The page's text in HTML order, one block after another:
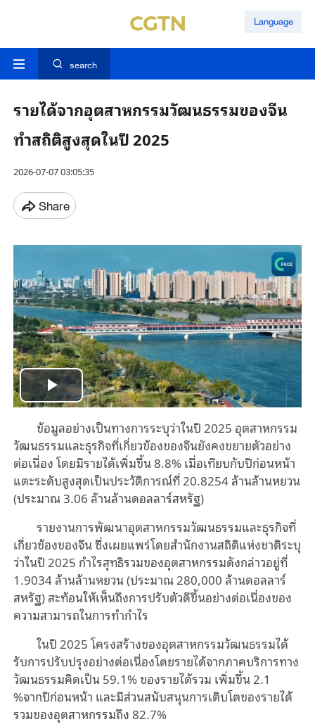
Language
search
รายได้จากอุตสาหกรรมวัฒนธรรมของจีน
ทำสถิติสูงสุดในปี 2025
2026-07-07 03:05:35
Share
Play
Video
ข้อมูลอย่างเป็นทางการระบุว่าในปี 2025 อุตสาหกรรม
วัฒนธรรมและธุรกิจที่เกี่ยวข้องของจีนยังคงขยายตัวอย่าง
ต่อเนื่อง โดยมีรายได้เพิ่มขึ้น 8.8% เมื่อเทียบกับปีก่อนหน้า
แตะระดับสูงสุดเป็นประวัติการณ์ที่ 20.8254 ล้านล้านหยวน
(ประมาณ 3.06 ล้านล้านดอลลาร์สหรัฐ)
รายงานการพัฒนาอุตสาหกรรมวัฒนธรรมและธุรกิจที่
เกี่ยวข้องของจีน ซึ่งเผยแพร่โดยสำนักงานสถิติแห่งชาติระบุ
ว่าในปี 2025 กำไรสุทธิรวมของอุตสาหกรรมดังกล่าวอยู่ที่
1.9034 ล้านล้านหยวน (ประมาณ 280,000 ล้านดอลลาร์
สหรัฐ) สะท้อนให้เห็นถึงการปรับตัวดีขึ้นอย่างต่อเนื่องของ
ความสามารถในการทำกำไร
ในปี 2025 โครงสร้างของอุตสาหกรรมวัฒนธรรมได้
รับการปรับปรุงอย่างต่อเนื่องโดยรายได้จากภาคบริการทาง
วัฒนธรรมคิดเป็น 59.1% ของรายได้รวม เพิ่มขึ้น 2.1
%จากปีก่อนหน้า และมีส่วนสนับสนุนการเติบโตของรายได้
รวมของอุตสาหกรรมถึง 82.7%